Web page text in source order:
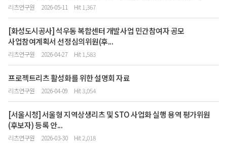
리츠연구원 2026-05-11 Hit 1,367
[화성도시공사] 석우동 복합센터 개발사업 민간참여자 공모
사업참여계획서 선정심의위원(후...
리츠연구원 2026-04-27 Hit 1,583
프로젝트리츠 활성화를 위한 설명회 자료
리츠연구원 2026-04-09 Hit 3,054
[서울시청] 서울형 지역상생리츠 및 STO 사업화 실행 용역 평가위원
(후보자) 등록 안...
리츠연구원 2026-03-30 Hit 2,018